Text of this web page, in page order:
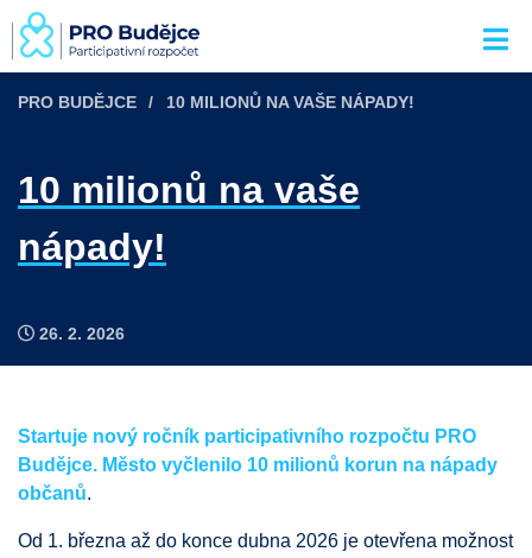
10 milionů na vaše
nápady!
PRO BUDĚJCE 10 MILIONŮ NA VAŠE NÁPADY!
26. 2. 2026
Startuje nový ročník participativního rozpočtu PRO
Budějce. Město vyčlenilo 10 milionů korun na nápady
občanů.
Od 1. března až do konce dubna 2026 je otevřena možnost